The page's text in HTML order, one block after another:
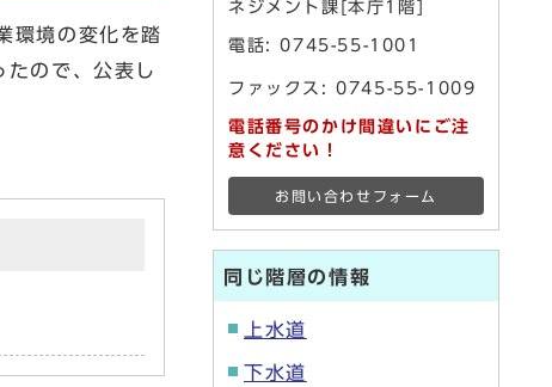
環境の変化を踏
ので、公表し
ネジメント課[本庁1階]
電話:0745-55-1001
ファックス: 0745-55-1009
電話番号のかけ間違いにご注
意ください！
お問い合わせフォーム
同じ階層の情報
上水道
下水道